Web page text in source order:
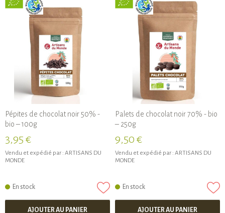
Pépites de chocolat noir 50% -
bio – 100g
3,95 €
Vendu et expédié par : ARTISANS DU
MONDE
En stock
AJOUTER AU PANIER
Palets de chocolat noir 70% - bio
– 250g
9,50 €
Vendu et expédié par : ARTISANS DU
MONDE
En stock
AJOUTER AU PANIER